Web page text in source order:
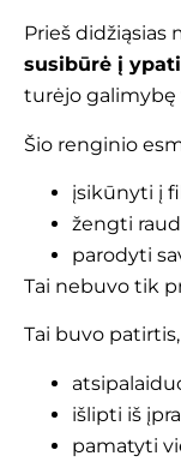
Prieš didžiąsias
susibūrė į
turėjo
Šio renginio
įsikūnyti į
žengti
parodyti
Tai nebuvo tik
Tai buvo
išlipti iš
pamatyti